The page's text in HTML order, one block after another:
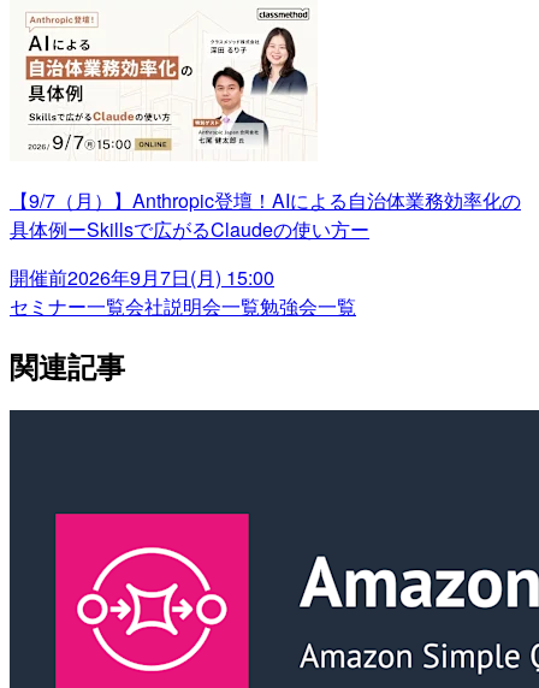
【9/7（月）】Anthropic登壇！AIによる自治体業務効率化の
具体例ーSkillsで広がるClaudeの使い方ー
開催前2026年9月7日(月) 15:00
セミナー一覧会社説明会一覧勉強会一覧
関連記事